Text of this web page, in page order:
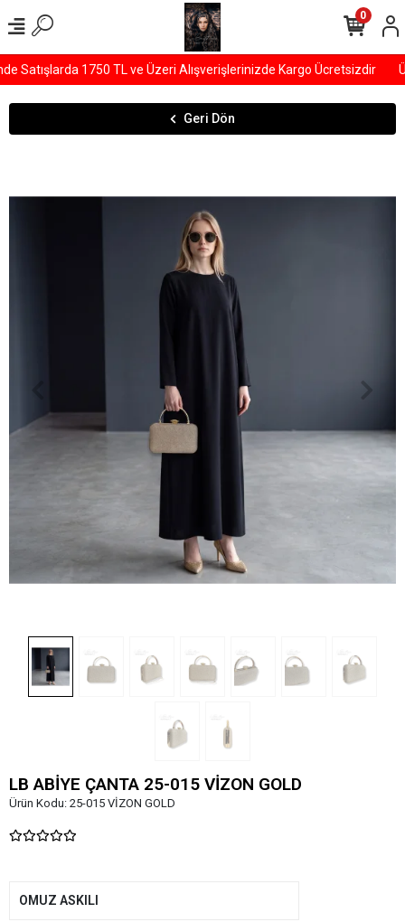
Satışlarda 1750 TL ve Üzeri Alışverişlerinizde Kargo Ücretsizdir
0
Geri Dön
LB ABİYE ÇANTA 25-015 VİZON GOLD
Ürün Kodu: 25-015 VİZON GOLD
OMUZ ASKILI